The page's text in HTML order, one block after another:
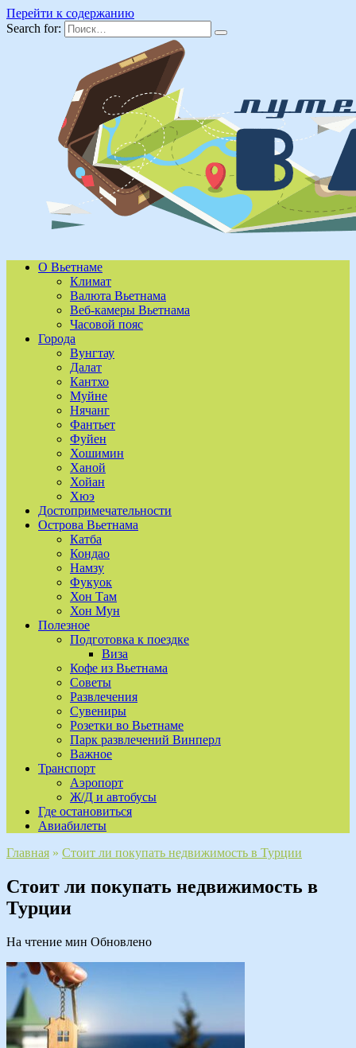
Перейти к содержанию
Search for:
О Вьетнаме
Климат
Валюта Вьетнама
Веб-камеры Вьетнама
Часовой пояс
Города
Вунгтау
Далат
Кантхо
Муйне
Нячанг
Фантьет
Фуйен
Хошимин
Ханой
Хойан
Хюэ
Достопримечательности
Острова Вьетнама
Катба
Кондао
Намзу
Фукуок
Хон Там
Хон Мун
Полезное
Подготовка к поездке
Виза
Кофе из Вьетнама
Советы
Развлечения
Сувениры
Розетки во Вьетнаме
Парк развлечений Винперл
Важное
Транспорт
Аэропорт
Ж/Д и автобусы
Где остановиться
Авиабилеты
Главная » Стоит ли покупать недвижимость в Турции
Стоит ли покупать недвижимость в
Турции
На чтение мин Обновлено